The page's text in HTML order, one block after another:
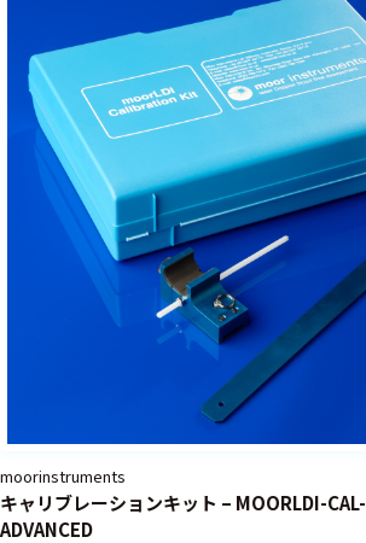
moorinstruments
キャリブレーションキット – MOORLDI-CAL-
ADVANCED